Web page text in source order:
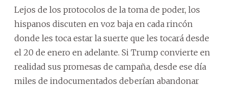
Lejos de los protocolos de la toma de poder, los
hispanos discuten en voz baja en cada rincón
donde les toca estar la suerte que les tocará desde
el 20 de enero en adelante. Si Trump convierte en
realidad sus promesas de campaña, desde ese día
miles de indocumentados deberían abandonar